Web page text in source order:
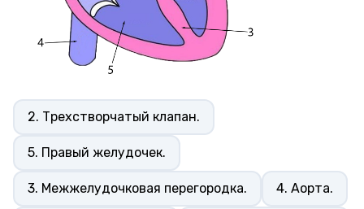
2. Трехстворчатый клапан.
5. Правый желудочек.
3. Межжелудочковая перегородка. 4. Аорта.